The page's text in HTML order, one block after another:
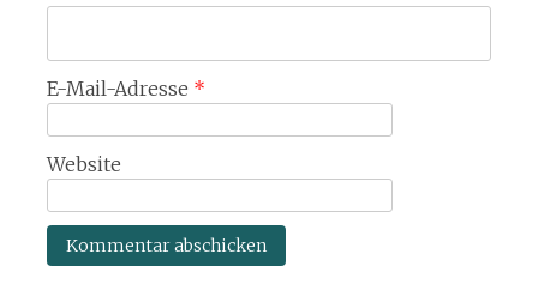
E-Mail-Adresse *
Website